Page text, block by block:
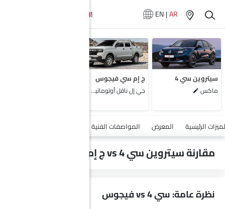
EN|AR
سيتروين سي 4
ماكس
ج إم سي فيجوس
جي إل ناقل أوتوماتيكي دفع ثنائي يورو 4
الرئيسية المعرض المواصفات الفنية
مقارنة سيتروين سي 4 vs ج إم سي فيجوس
نظرة عامة: سي 4 vs فيجوس